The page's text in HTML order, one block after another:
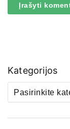
Kategorijos